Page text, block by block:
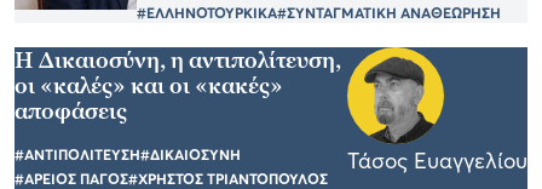
#ΕΛΛΗΝΟΤΟΥΡΚΙΚΑ#ΣΥΝΤΑΓΜΑΤΙΚΗ ΑΝΑΘΕΩΡΗΣΗ
Η Δικαιοσύνη, η αντιπολίτευση,
οι «καλές» και οι «κακές»
αποφάσεις
#ΑΝΤΙΠΟΛΙΤΕΥΣΗ#ΔΙΚΑΙΟΣΥΝΗ
#ΑΡΕΙΟΣ ΠΑΓΟΣ#ΧΡΗΣΤΟΣ ΤΡΙΑΝΤΟΠΟΥΛΟΣ
Τάσος Ευαγγελίου